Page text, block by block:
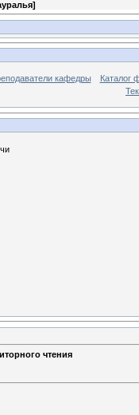
]
кафедры
Каталог
чтения